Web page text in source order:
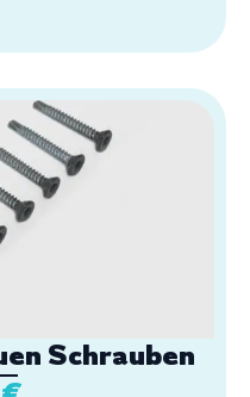
Schrauben